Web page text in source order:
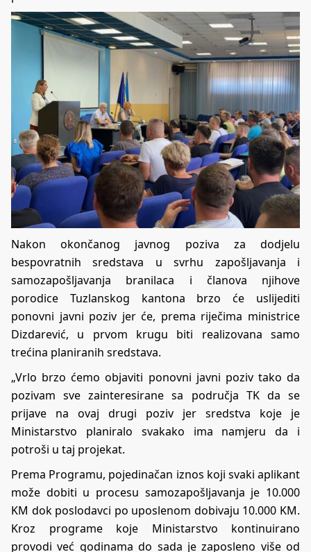
Nakon okončanog javnog poziva za dodjelu
bespovratnih sredstava u svrhu zapošljavanja i
samozapošljavanja branilaca i članova njihove
porodice Tuzlanskog kantona brzo će uslijediti
ponovni javni poziv jer će, prema riječima ministrice
Dizdarević, u prvom krugu biti realizovana samo
trećina planiranih sredstava.
„Vrlo brzo ćemo objaviti ponovni javni poziv tako da
pozivam sve zainteresirane sa područja TK da se
prijave na ovaj drugi poziv jer sredstva koje je
Ministarstvo planiralo svakako ima namjeru da i
potroši u taj projekat.
Prema Programu, pojedinačan iznos koji svaki aplikant
može dobiti u procesu samozapošljavanja je 10.000
KM dok poslodavci po uposlenom dobivaju 10.000 KM.
Kroz programe koje Ministarstvo kontinuirano
provodi već godinama do sada je zaposleno više od